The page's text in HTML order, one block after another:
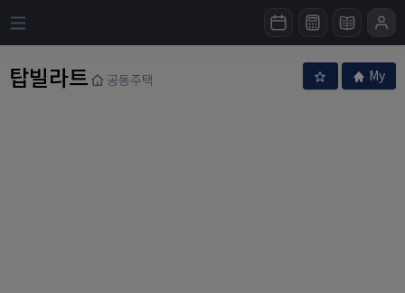
탑빌라트 공동주택 My